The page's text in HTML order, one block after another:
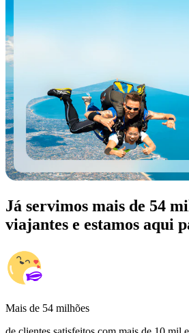
Já servimos mais de 54
viajantes e estamos aqui
Mais de 54 milhões